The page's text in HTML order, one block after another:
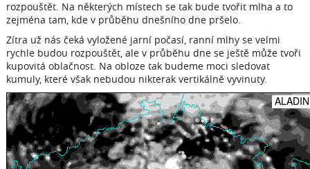
rozpouštět. Na některých místech se tak bude tvořit mlha a to
zejména tam, kde v průběhu dnešního dne pršelo.
Zítra už nás čeká vyložené jarní počasí, ranní mlhy se velmi
rychle budou rozpouštět, ale v průběhu dne se ještě může tvoři
kupovitá oblačnost. Na obloze tak budeme moci sledovat
kumuly, které však nebudou nikterak vertikálně vyvinuty.